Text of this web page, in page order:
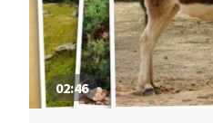
02:46